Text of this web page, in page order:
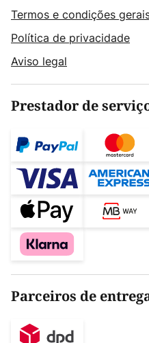
Termos e condições
Política de privacidade
Aviso legal
Prestador de
Parceiros de